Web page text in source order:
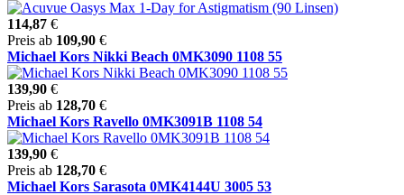
114,87 €
Preis ab 109,90 €
Michael Kors Nikki Beach 0MK3090 1108 55
139,90 €
Preis ab 128,70 €
Michael Kors Ravello 0MK3091B 1108 54
139,90 €
Preis ab 128,70 €
Michael Kors Sarasota 0MK4144U 3005 53